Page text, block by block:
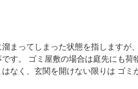
まってしまった状態を指しますが
す。 ゴミ屋敷の場合は庭先にも荷
なく、玄関を開けない限りは ゴミ